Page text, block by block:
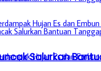
Salurkan